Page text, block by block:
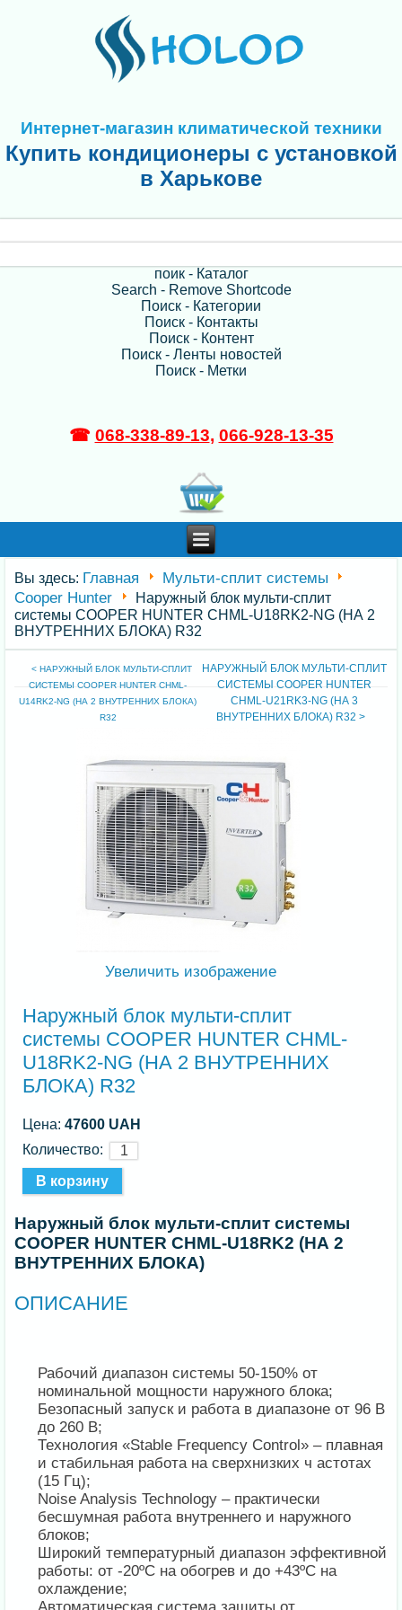
Интернет-магазин климатической техники
Купить кондиционеры с установкой
в Харькове
поик - Каталог
Search - Remove Shortcode
Поиск - Категории
Поиск - Контакты
Поиск - Контент
Поиск - Ленты новостей
Поиск - Метки
☎ 068-338-89-13, 066-928-13-35
Вы здесь: Главная
Мульти-сплит системы
Cooper Hunter
Наружный блок мульти-сплит
системы COOPER HUNTER CHML-U18RK2-NG (НА 2
ВНУТРЕННИХ БЛОКА) R32
< НАРУЖНЫЙ БЛОК МУЛЬТИ-СПЛИТ
СИСТЕМЫ COOPER HUNTER CHML-
U14RK2-NG (НА 2 ВНУТРЕННИХ БЛОКА)
R32
НАРУЖНЫЙ БЛОК МУЛЬТИ-СПЛИТ
СИСТЕМЫ COOPER HUNTER
CHML-U21RK3-NG (НА 3
ВНУТРЕННИХ БЛОКА) R32 >
Увеличить изображение
Наружный блок мульти-сплит
системы COOPER HUNTER CHML-
U18RK2-NG (НА 2 ВНУТРЕННИХ
БЛОКА) R32
Цена:47600 UAH
Количество:
Наружный блок мульти-сплит системы
COOPER HUNTER CHML-U18RK2 (НА 2
ВНУТРЕННИХ БЛОКА)
ОПИСАНИЕ
Рабочий диапазон системы 50-150% от
номинальной мощности наружного блока;
Безопасный запуск и работа в диапазоне от 96 В
до 260 В;
Технология «Stable Frequency Control» – плавная
и стабильная работа на сверхнизких ч астотах
(15 Гц);
Noise Analysis Technology – практически
бесшумная работа внутреннего и наружного
блоков;
Широкий температурный диапазон эффективной
работы: от -20ºС на обогрев и до +43ºС на
охлаждение;
Автоматическая система защиты от